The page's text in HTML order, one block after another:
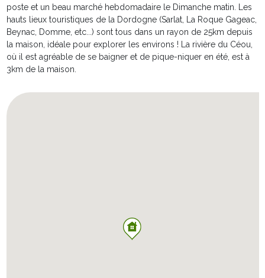
poste et un beau marché hebdomadaire le Dimanche matin. Les
hauts lieux touristiques de la Dordogne (Sarlat, La Roque Gageac,
Beynac, Domme, etc...) sont tous dans un rayon de 25km depuis
la maison, idéale pour explorer les environs ! La rivière du Céou,
où il est agréable de se baigner et de pique-niquer en été, est à
3km de la maison.